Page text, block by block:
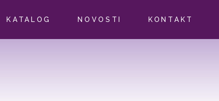
KATALOG NOVOSTI KONTAKT